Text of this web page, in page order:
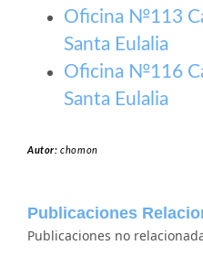
Oficina №113
Santa Eulalia
Oficina №116
Santa Eulalia
Autor:chomon
Publicaciones
Publicaciones no